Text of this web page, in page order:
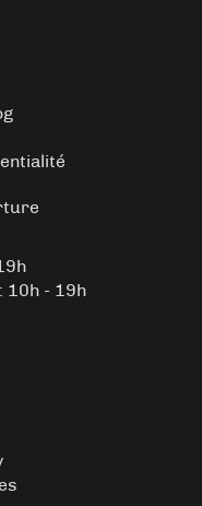
10h - 19h